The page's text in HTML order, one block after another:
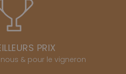
PRIX
& pour le vigneron